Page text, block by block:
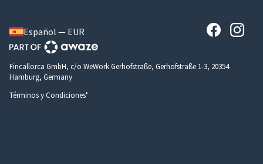
Español — EUR
Fincallorca GmbH, c/o WeWork Gerhofstraße, Gerhofstraße 1-3, 20354
Hamburg, Germany
Términos y Condiciones*